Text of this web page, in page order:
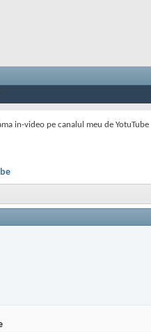
in-video pe canalul meu de YotuTube